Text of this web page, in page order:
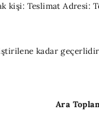
kişi: Teslimat Adresi:
kadar
Ara